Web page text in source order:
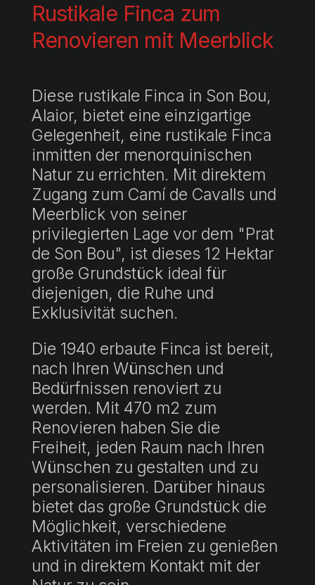
Rustikale Finca zum
Renovieren mit Meerblick
Diese rustikale Finca in Son Bou,
Alaior, bietet eine einzigartige
Gelegenheit, eine rustikale Finca
inmitten der menorquinischen
Natur zu errichten. Mit direktem
Zugang zum Camí de Cavalls und
Meerblick von seiner
privilegierten Lage vor dem "Prat
de Son Bou", ist dieses 12 Hektar
große Grundstück ideal für
diejenigen, die Ruhe und
Exklusivität suchen.
Die 1940 erbaute Finca ist bereit,
nach Ihren Wünschen und
Bedürfnissen renoviert zu
werden. Mit 470 m2 zum
Renovieren haben Sie die
Freiheit, jeden Raum nach Ihren
Wünschen zu gestalten und zu
personalisieren. Darüber hinaus
bietet das große Grundstück die
Möglichkeit, verschiedene
Aktivitäten im Freien zu genießen
und in direktem Kontakt mit der